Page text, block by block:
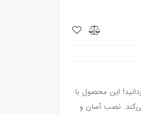
این محصول با
نصب آسان و